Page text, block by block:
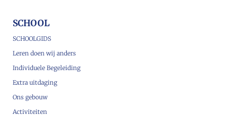
SCHOOL
SCHOOLGIDS
Leren doen wij anders
Individuele Begeleiding
Extra uitdaging
Ons gebouw
Activiteiten